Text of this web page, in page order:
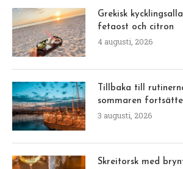
Grekisk
fetaost och citron
4 augusti, 2026
Tillbaka till
sommaren
3 augusti, 2026
Skreitorsk med